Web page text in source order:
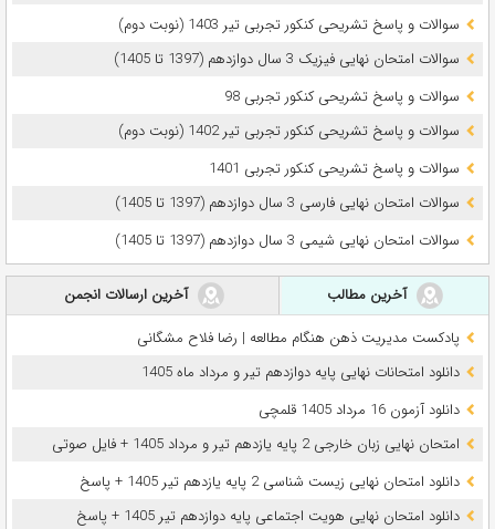
سوالات و پاسخ تشریحی کنکور تجربی تیر 1403 (نوبت دوم)
سوالات امتحان نهایی فیزیک 3 سال دوازدهم (1397 تا 1405)
سوالات و پاسخ تشریحی کنکور تجربی 98
سوالات و پاسخ تشریحی کنکور تجربی تیر 1402 (نوبت دوم)
سوالات و پاسخ تشریحی کنکور تجربی 1401
سوالات امتحان نهایی فارسی 3 سال دوازدهم (1397 تا 1405)
سوالات امتحان نهایی شیمی 3 سال دوازدهم (1397 تا 1405)
آخرین مطالب
آخرین ارسالات انجمن
پادکست مدیریت ذهن هنگام مطالعه | رضا فلاح مشگانی
دانلود امتحانات نهایی پایه دوازدهم تیر و مرداد ماه 1405
دانلود آزمون 16 مرداد 1405 قلمچی
امتحان نهایی زبان خارجی 2 پایه یازدهم تیر و مرداد 1405 + فایل صوتی
دانلود امتحان نهایی زیست شناسی 2 پایه یازدهم تیر 1405 + پاسخ
دانلود امتحان نهایی هویت اجتماعی پایه دوازدهم تیر 1405 + پاسخ